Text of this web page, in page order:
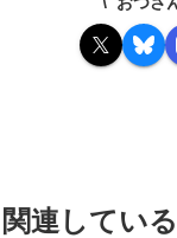
関連してい